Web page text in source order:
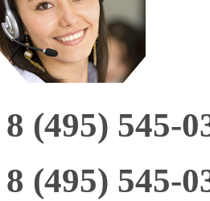
8 (495) 545-
8 (495) 545-